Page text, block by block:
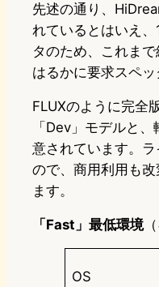
先述の通り、
れているとはいえ
タのため、これま
はるかに要求スペッ
FLUXのように完全
「Dev」モデルと
意されています。
ので、商用利用も
ます。
「Fast」最低環境
OS